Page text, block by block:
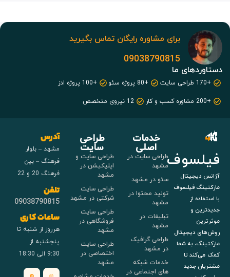
برای مشاوره رایگان تماس بگیرید
09038790815
دستاوردهای ما
+170 طراحی سایت +80 پروژه سئو
+100 پروژه ادز
+200 مشاوره کسب و کار
12 نیروی متخصص
فیلسوف
آژانس دیجیتال
مارکتینگ فیلسوف
با استفاده از
جدیدترین و
موثرترین
روش‌های دیجیتال
مارکتینگ، به شما
کمک می‌کند تا
مشتریان جدید
خدمات
اصلی
طراحی سایت در
مشهد
سئو در مشهد
تولید محتوا در
مشهد
تبلیغات در
مشهد
طراحی گرافیک
در مشهد
خدمات شبکه
های اجتماعی در
طراحی
سایت
طراحی سایت و
اپلیکیشن در
مشهد
طراحی سایت
شرکتی در مشهد
طراحی سایت
فروشگاهی در
مشهد
طراحی سایت
اختصاصی در
مشهد
آدرس
مشهد – بلوار
فرهنگ – بین
فرهنگ 20 و 22
تلفن
09038790815
ساعات کاری
هرروز از شنبه تا
پنجشنبه از
9:30 الی 18:30